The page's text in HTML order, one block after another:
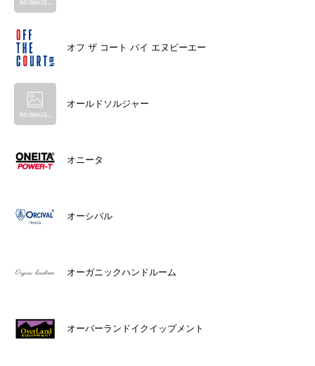
オフ ザ コート バイ エヌビーエー
オールドソルジャー
オニータ
オーシバル
オーガニックハンドルーム
オーバーランドイクイップメント